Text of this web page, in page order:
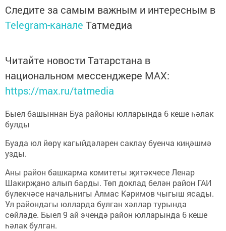
Следите за самым важным и интересным в
Telegram-канале Татмедиа
Читайте новости Татарстана в
национальном мессенджере MАХ:
https://max.ru/tatmedia
Быел башыннан Буа районы юлларында 6 кеше һәлак
булды
Буада юл йөрү кагыйдәләрен саклау буенча киңәшмә
узды.
Аны район башкарма комитеты җитәкчесе Ленар
Шакирҗано алып барды. Төп доклад белән район ГАИ
бүлекчәсе начальнигы Алмас Кәримов чыгыш ясады.
Ул райондагы юлларда булган хәлләр турында
сөйләде. Быел 9 ай эчендә район юлларында 6 кеше
һәлак булган.